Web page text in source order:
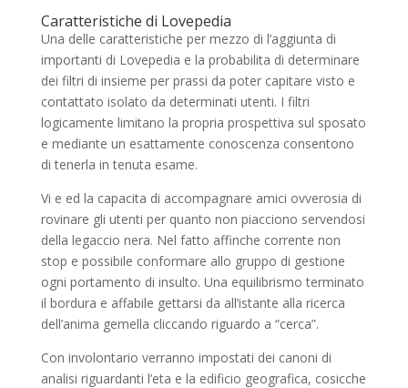
Caratteristiche di Lovepedia
Una delle caratteristiche per mezzo di l’aggiunta di
importanti di Lovepedia e la probabilita di determinare
dei filtri di insieme per prassi da poter capitare visto e
contattato isolato da determinati utenti. I filtri
logicamente limitano la propria prospettiva sul sposato
e mediante un esattamente conoscenza consentono
di tenerla in tenuta esame.
Vi e ed la capacita di accompagnare amici ovverosia di
rovinare gli utenti per quanto non piacciono servendosi
della legaccio nera. Nel fatto affinche corrente non
stop e possibile conformare allo gruppo di gestione
ogni portamento di insulto. Una equilibrismo terminato
il bordura e affabile gettarsi da all’istante alla ricerca
dell’anima gemella cliccando riguardo a “cerca”.
Con involontario verranno impostati dei canoni di
analisi riguardanti l’eta e la edificio geografica, cosicche